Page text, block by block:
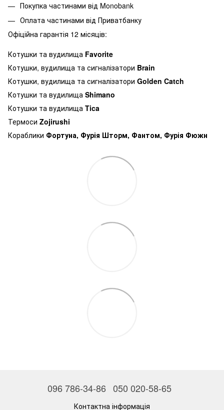
Покупка частинами від Monobank
Оплата частинами від Приватбанку
Офіційна гарантія 12 місяців:
Котушки та вудилища Favorite
Котушки, вудилища та сигналізатори Brain
Котушки, вудилища та сигналізатори Golden Catch
Котушки та вудилища Shimano
Котушки та вудилища Tica
Термоси Zojirushi
Кораблики Фортуна, Фурія Шторм, Фантом, Фурія Фюжн
096 786-34-86 050 020-58-65
Контактна інформація